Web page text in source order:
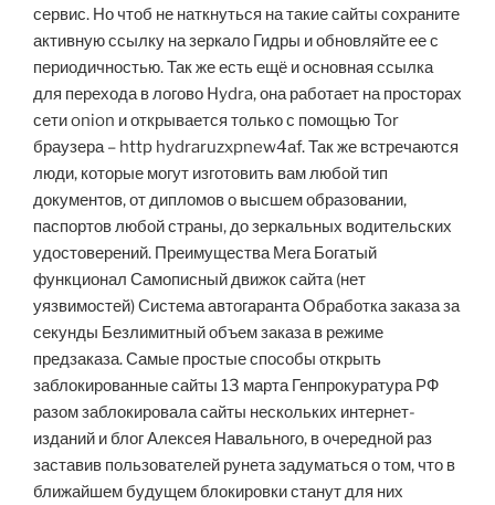
сервис. Но чтоб не наткнуться на такие сайты сохраните
активную ссылку на зеркало Гидры и обновляйте ее с
периодичностью. Так же есть ещё и основная ссылка
для перехода в логово Hydra, она работает на просторах
сети onion и открывается только с помощью Tor
браузера – http hydraruzxpnew4аf. Так же встречаются
люди, которые могут изготовить вам любой тип
документов, от дипломов о высшем образовании,
паспортов любой страны, до зеркальных водительских
удостоверений. Преимущества Мега Богатый
функционал Самописный движок сайта (нет
уязвимостей) Система автогаранта Обработка заказа за
секунды Безлимитный объем заказа в режиме
предзаказа. Самые простые способы открыть
заблокированные сайты 13 марта Генпрокуратура РФ
разом заблокировала сайты нескольких интернет-
изданий и блог Алексея Навального, в очередной раз
заставив пользователей рунета задуматься о том, что в
ближайшем будущем блокировки станут для них